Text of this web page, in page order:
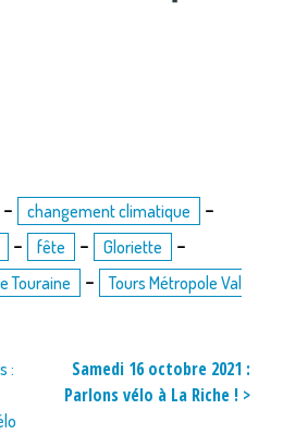
- changement climatique -
- fête - Gloriette -
Touraine -
Tours Métropole Val
:
Samedi 16 octobre 2021 :
Parlons vélo à La Riche ! >